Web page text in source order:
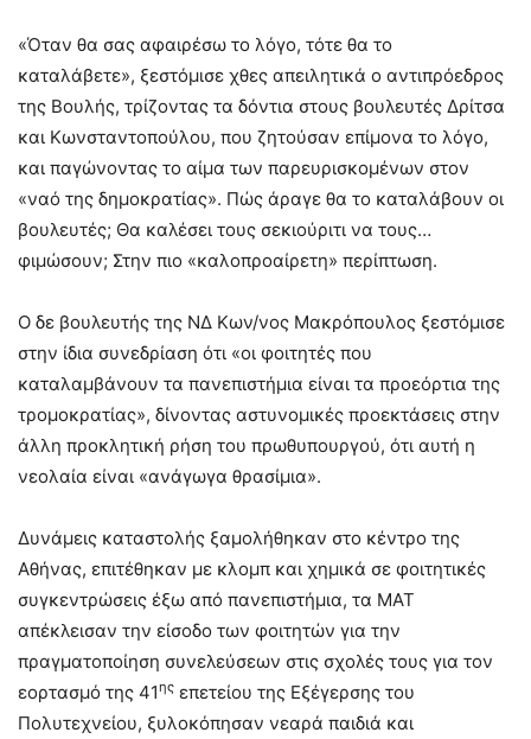
«Όταν θα σας αφαιρέσω το λόγο, τότε θα το
καταλάβετε», ξεστόμισε χθες απειλητικά ο αντιπρόεδρος
της Βουλής, τρίζοντας τα δόντια στους βουλευτές Δρίτσα
και Κωνσταντοπούλου, που ζητούσαν επίμονα το λόγο,
και παγώνοντας το αίμα των παρευρισκομένων στον
«ναό της δημοκρατίας». Πώς άραγε θα το καταλάβουν οι
βουλευτές; Θα καλέσει τους σεκιούριτι να τους…
φιμώσουν; Στην πιο «καλοπροαίρετη» περίπτωση.
Ο δε βουλευτής της ΝΔ Κων/νος Μακρόπουλος ξεστόμισε
στην ίδια συνεδρίαση ότι «οι φοιτητές που
καταλαμβάνουν τα πανεπιστήμια είναι τα προεόρτια της
τρομοκρατίας», δίνοντας αστυνομικές προεκτάσεις στην
άλλη προκλητική ρήση του πρωθυπουργού, ότι αυτή η
νεολαία είναι «ανάγωγα θρασίμια».
Δυνάμεις καταστολής ξαμολήθηκαν στο κέντρο της
Αθήνας, επιτέθηκαν με κλομπ και χημικά σε φοιτητικές
συγκεντρώσεις έξω από πανεπιστήμια, τα ΜΑΤ
απέκλεισαν την είσοδο των φοιτητών για την
πραγματοποίηση συνελεύσεων στις σχολές τους για τον
εορτασμό της 41ης επετείου της Εξέγερσης του
Πολυτεχνείου, ξυλοκόπησαν νεαρά παιδιά και